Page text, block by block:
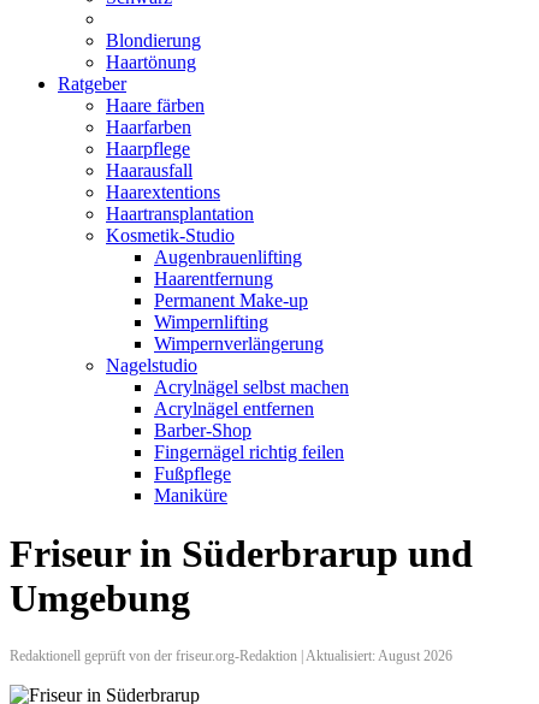
Blondierung
Haartönung
Ratgeber
Haare färben
Haarfarben
Haarpflege
Haarausfall
Haarextentions
Haartransplantation
Kosmetik-Studio
Augenbrauenlifting
Haarentfernung
Permanent Make-up
Wimpernlifting
Wimpernverlängerung
Nagelstudio
Acrylnägel selbst machen
Acrylnägel entfernen
Barber-Shop
Fingernägel richtig feilen
Fußpflege
Maniküre
Friseur in Süderbrarup und
Umgebung
Redaktionell geprüft von der friseur.org-Redaktion | Aktualisiert: August 2026